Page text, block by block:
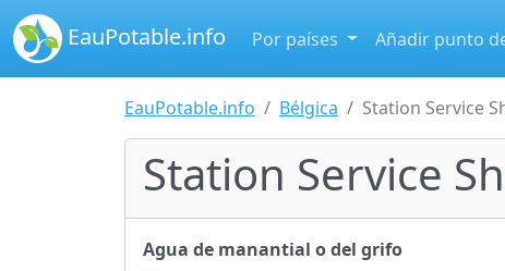
EauPotable.info Por países Añadir punto
EauPotable.info Bélgica Station Service
Station Service
Agua de manantial o del grifo